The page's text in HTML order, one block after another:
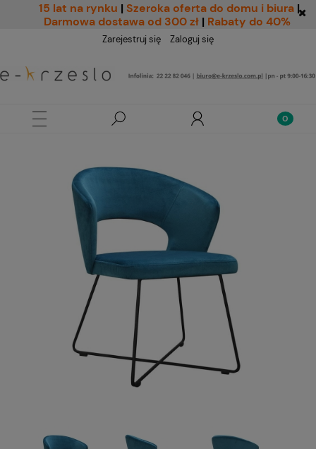
15 lat na rynku | Szeroka oferta do domu i biura |
Darmowa dostawa od 300 zł | Rabaty do 40%
Zarejestruj się Zaloguj się